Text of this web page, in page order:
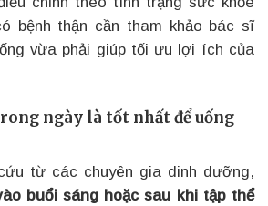
bệnh thận cần tham khảo bác sĩ
vừa phải giúp tối ưu lợi ích của
ngày là tốt nhất để uống
từ các chuyên gia dinh dưỡng,
buổi sáng hoặc sau khi tập thể